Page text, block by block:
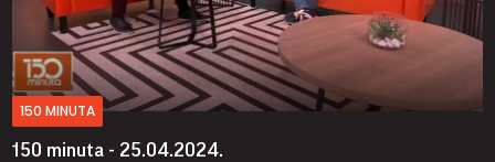
150 MINUTA
150 minuta - 25.04.2024.